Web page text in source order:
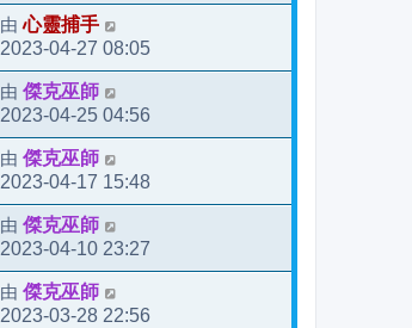
由心靈捕手
2023-04-27 08:05
由 傑克巫師
2023-04-25 04:56
由 傑克巫師
2023-04-17 15:48
由 傑克巫師
2023-04-10 23:27
由 傑克巫師
2023-03-28 22:56